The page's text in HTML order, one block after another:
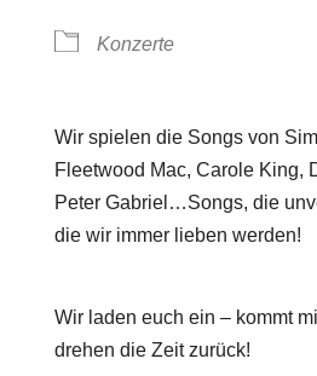
Konzerte
Wir spielen die Songs von
Fleetwood Mac, Carole King,
Peter Gabriel…Songs, die
die wir immer lieben werden!
Wir laden euch ein – kommt
drehen die Zeit zurück!